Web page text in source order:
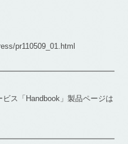
pr110509_01.html
ス「Handbook」製品ページは